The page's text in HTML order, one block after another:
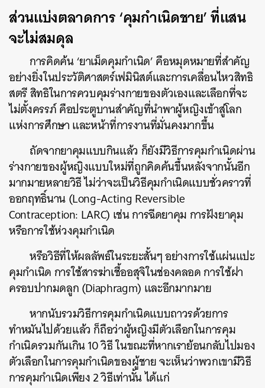
ส่วนแบ่งตลาดการ ‘คุมกำเนิดชาย’ ที่แสน
จะไม่สมดุล
การคิดค้น ‘ยาเม็ดคุมกำเนิด’ คือหมุดหมายที่สำคัญ
อย่างยิ่งในประวัติศาสตร์เฟมินิสต์และการเคลื่อนไหวสิทธิ
สตรี สิทธิในการควบคุมร่างกายของตัวเองและเลือกที่จะ
ไม่ตั้งครรภ์ คือประตูบานสำคัญที่นำพาผู้หญิงเข้าสู่โลก
แห่งการศึกษา และหน้าที่การงานที่มั่นคงมากขึ้น
ถัดจากยาคุมแบบกินแล้ว ก็ยังมีวิธีการคุมกำเนิดผ่าน
ร่างกายของผู้หญิงแบบใหม่ที่ถูกคิดค้นขึ้นหลังจากนั้นอีก
มากมายหลายวิธี ไม่ว่าจะเป็นวิธีคุมกำเนิดแบบชั่วคราวที่
ออกฤทธิ์นาน (Long-Acting Reversible
Contraception: LARC) เช่น การฉีดยาคุม การฝังยาคุม
หรือการใช้ห่วงคุมกำเนิด
หรือวิธีที่ให้ผลลัพธ์ในระยะสั้นๆ อย่างการใช้แผ่นแปะ
คุมกำเนิด การใช้สารฆ่าเชื้ออสุจิในช่องคลอด การใช้ฝา
ครอบปากมดลูก (Diaphragm) และอีกมากมาย
หากนับรวมวิธีการคุมกำเนิดแบบถาวรด้วยการ
ทำหมันไปด้วยแล้ว ก็ถือว่าผู้หญิงมีตัวเลือกในการคุม
กำเนิดรวมกันเกิน 10 วิธี ในขณะที่หากเราย้อนกลับไปมอง
ตัวเลือกในการคุมกำเนิดของผู้ชาย จะเห็นว่าพวกเขามีวิธี
การคุมกำเนิดเพียง 2 วิธีเท่านั้น ได้แก่